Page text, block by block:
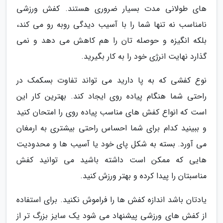
های طولانی مدت بسیار ضروری هستند. کفش ورزشی
نامناسب نه تنها شما را با آسیب دیدگی روبه رو می کند،
بلکه انگیزه و حوصله تان را هم کاهش می دهد و نمی
گذارد نهایت انرژی خود را به کار بگیرید.
نوع کفشی که به پا دارید می تواند تفاوت بسکمک در
راحتی شما هنگام پیاده روی ایجاد کند. بهترین کار این
است که انواع کفش های مناسب پیاده روی را امتحان کنید
و ببینید کدام برای شما احساس راحتی بیشتری به ارمغان
می آورد. بسته به شکل پای خود یا آسیب ها و محدودیت
هایی که ممکن است داشته باشید می توانید کفش
مناسبتان را پیدا کرده و بهتر ورزش کنید.
یادتان باشد اندازه کفش ها را فراموش نکنید. برای استفاده
از کفش های ورزشی پیشنهاد می شود یک سایز بزرگ تر از